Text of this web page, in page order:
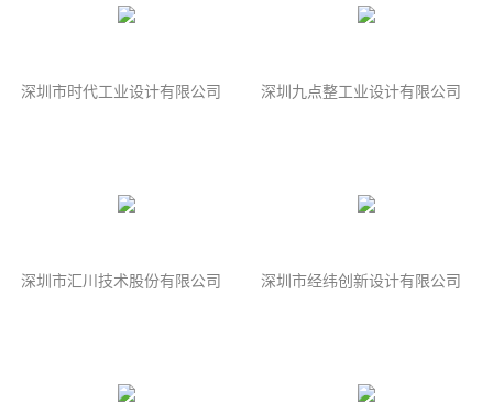
深圳市时代工业设计有限公司 深圳九点整工业设计有限公司
深圳市汇川技术股份有限公司 深圳市经纬创新设计有限公司